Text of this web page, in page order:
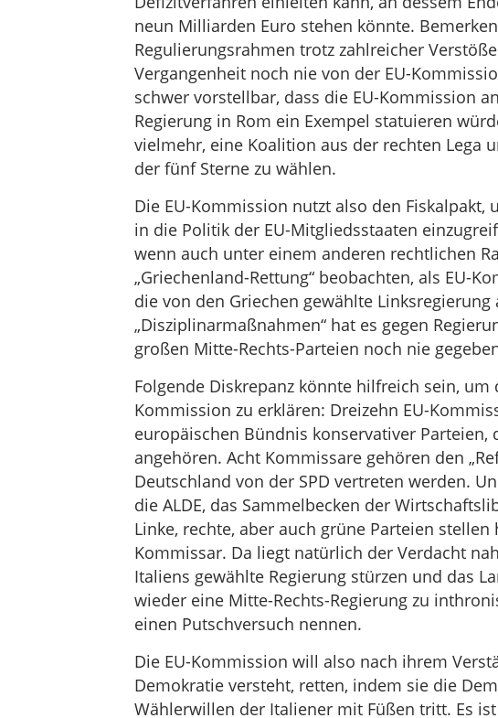
neun Milliarden Euro stehen könnte.
Regulierungsrahmen trotz zahlreicher
Vergangenheit noch nie von der EU-
schwer vorstellbar, dass die EU-Kommission
Regierung in Rom ein Exempel statuieren
vielmehr, eine Koalition aus der rechten Lega
der fünf Sterne zu wählen.
Die EU-Kommission nutzt also den
in die Politik der EU-Mitgliedsstaaten
wenn auch unter einem anderen rechtlichen
„Griechenland-Rettung“ beobachten, als EU-
die von den Griechen gewählte
„Disziplinarmaßnahmen“ hat es gegen
großen Mitte-Rechts-Parteien noch nie
Folgende Diskrepanz könnte hilfreich sein, um
Kommission zu erklären: Dreizehn EU-
europäischen Bündnis konservativer Parteien,
angehören. Acht Kommissare gehören den
Deutschland von der SPD vertreten werden.
die ALDE, das Sammelbecken der
Linke, rechte, aber auch grüne Parteien stellen
Kommissar. Da liegt natürlich der Verdacht
Italiens gewählte Regierung stürzen und das
wieder eine Mitte-Rechts-Regierung zu
einen Putschversuch nennen.
Die EU-Kommission will also nach ihrem
Demokratie versteht, retten, indem sie die
Wählerwillen der Italiener mit Füßen tritt. Es